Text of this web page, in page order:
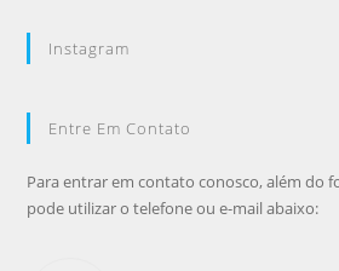
Instagram
Entre Em Contato
Para entrar em contato conosco, além do
pode utilizar o telefone ou e-mail abaixo: